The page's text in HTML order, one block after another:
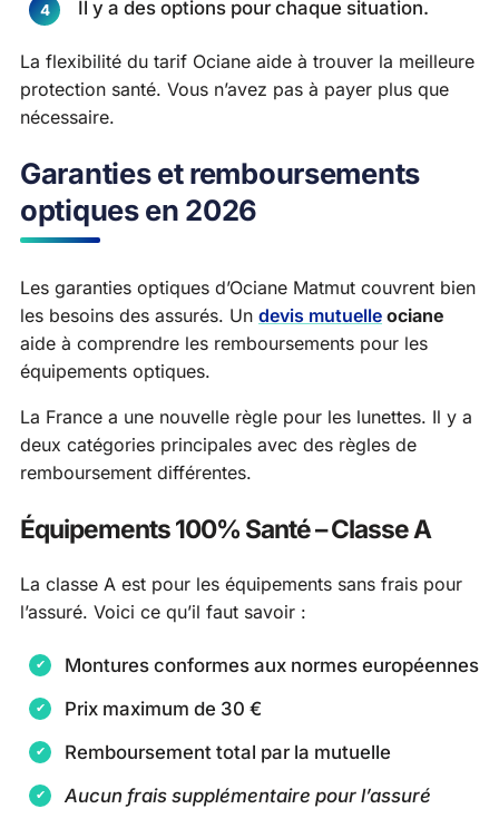
Il y a des options pour chaque situation.
La flexibilité du tarif Ociane aide à trouver la meilleure
protection santé. Vous n’avez pas à payer plus que
nécessaire.
Garanties et remboursements
optiques en 2026
Les garanties optiques d’Ociane Matmut couvrent bien
les besoins des assurés. Un devis mutuelle ociane
aide à comprendre les remboursements pour les
équipements optiques.
La France a une nouvelle règle pour les lunettes. Il y a
deux catégories principales avec des règles de
remboursement différentes.
Équipements 100% Santé – Classe A
La classe A est pour les équipements sans frais pour
l’assuré. Voici ce qu’il faut savoir :
Montures conformes aux normes européennes
Prix maximum de 30 €
Remboursement total par la mutuelle
Aucun frais supplémentaire pour l’assuré